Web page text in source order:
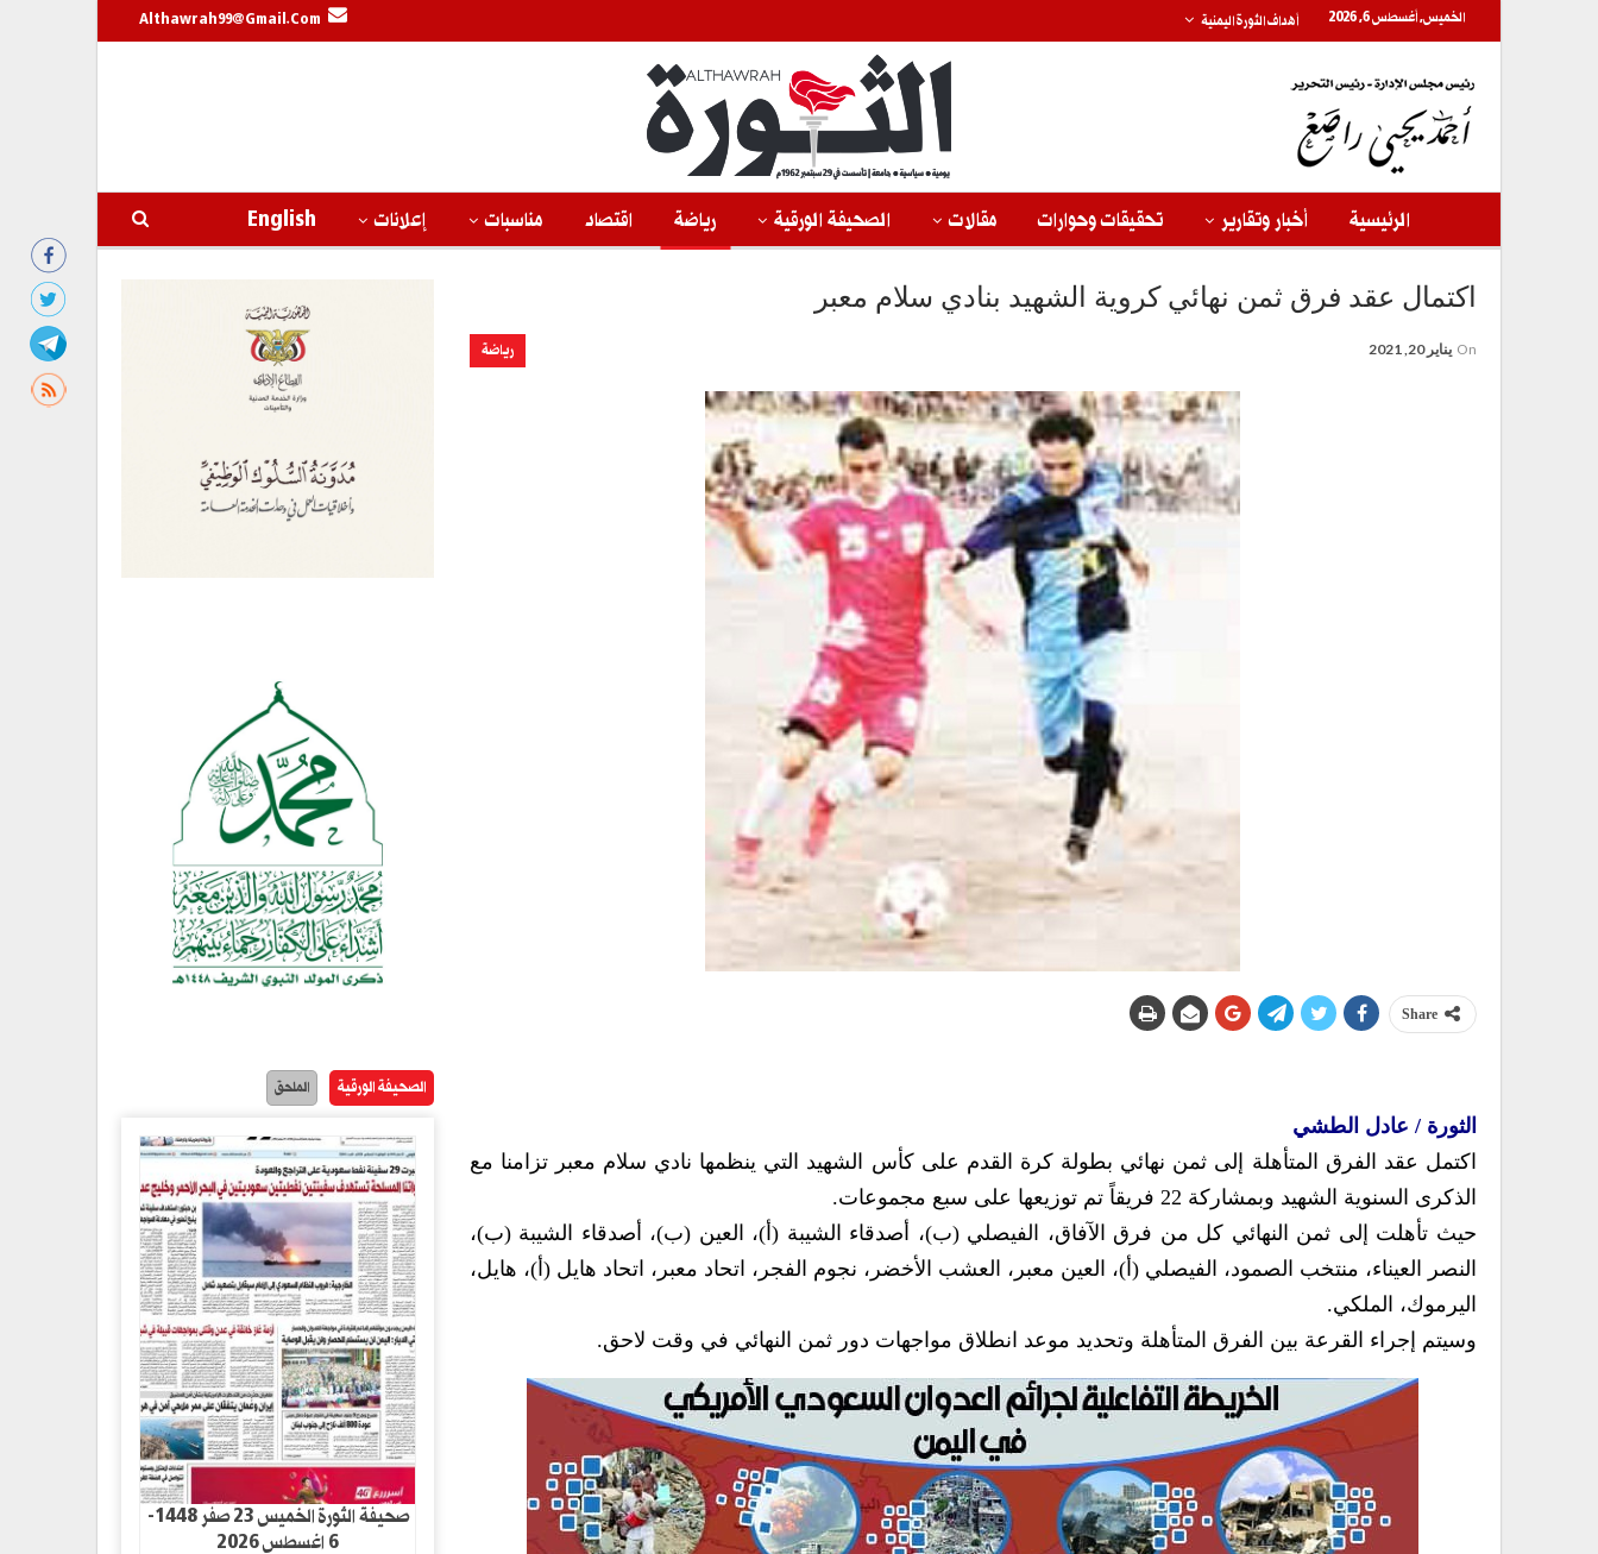
الخميس, أغسطس 6, 2026 أهداف الثورة اليمنية Althawrah99@gmail.com
الرئيسية أخبار وتقارير تحقيقات وحوارات مقالات الصحيفة الورقية رياضة اقتصاد مناسبات إعلانات English
اكتمال عقد فرق ثمن نهائي كروية الشهيد بنادي سلام معبر
رياضة On يناير 20, 2021
Share
الثورة / عادل الطشي
اكتمل عقد الفرق المتأهلة إلى ثمن نهائي بطولة كرة القدم على كأس الشهيد التي ينظمها نادي سلام معبر تزامنا مع
الذكرى السنوية الشهيد وبمشاركة 22 فريقاً تم توزيعها على سبع مجموعات.
حيث تأهلت إلى ثمن النهائي كل من فرق الآفاق، الفيصلي (ب)، أصدقاء الشيبة (أ)، العين (ب)، أصدقاء الشيبة (ب)،
النصر العيناء، منتخب الصمود، الفيصلي (أ)، العين معبر، العشب الأخضر، نجوم الفجر، اتحاد معبر، اتحاد هايل (أ)، هايل،
اليرموك، الملكي.
وسيتم إجراء القرعة بين الفرق المتأهلة وتحديد موعد انطلاق مواجهات دور ثمن النهائي في وقت لاحق.
الصحيفة الورقية الملحق
صحيفة الثورة الخميس 23 صفر 1448-
6 اغسطس 2026